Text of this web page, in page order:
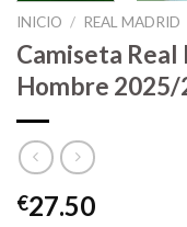
INICIO / REAL MADRID
Camiseta
Hombre 2025/
€27.50